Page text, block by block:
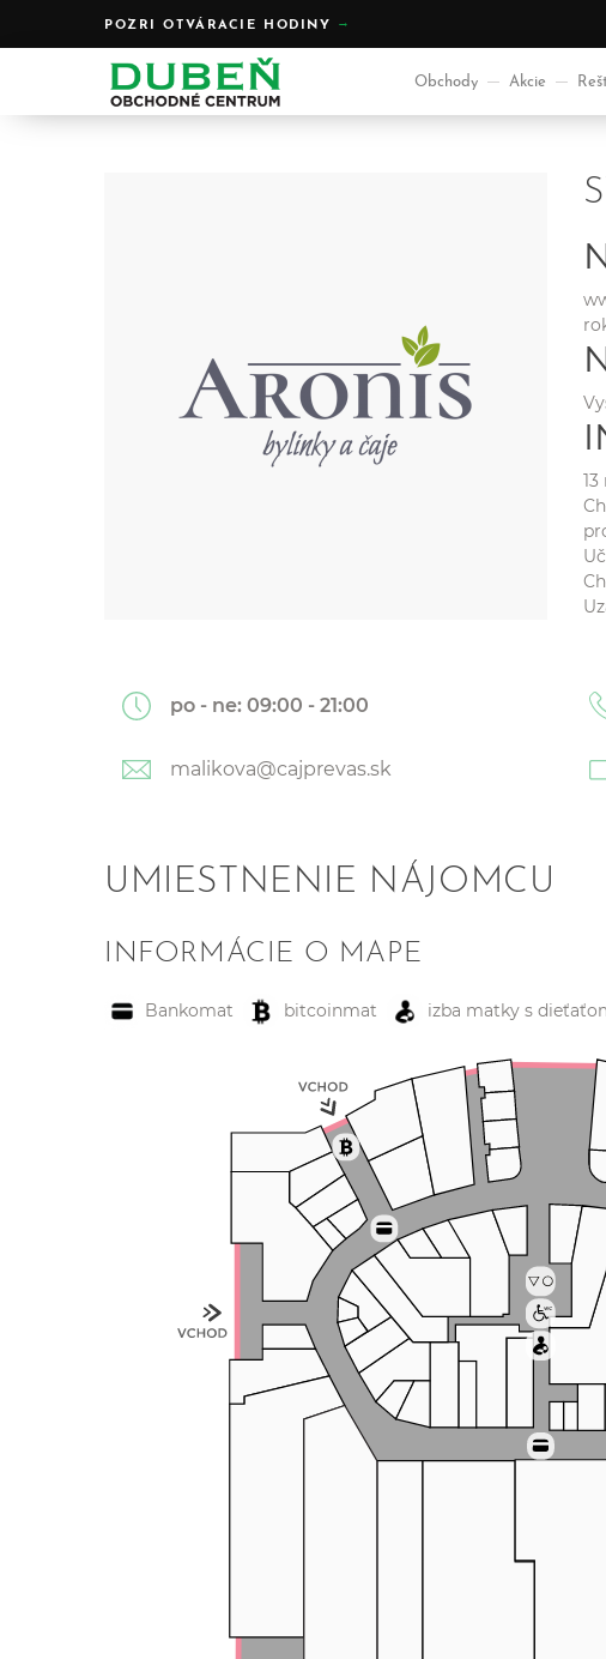
POZRI OTVÁRACIE HODINY
Obchody Akcie
po - ne: 09:00 - 21:00
malikova@cajprevas.sk
UMIESTNENIE NÁJOMCU
INFORMÁCIE O MAPE
Bankomat bitcoinmat izba matky s